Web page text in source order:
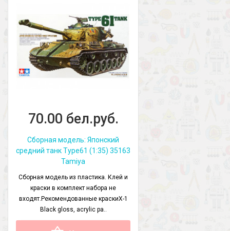
70.00 бел.руб.
Сборная модель: Японский
средний танк Type61 (1:35) 35163
Tamiya
Сборная модель из пластика. Клей и
краски в комплект набора не
входят.Рекомендованные краскиX-1
Black gloss, acrylic pa..